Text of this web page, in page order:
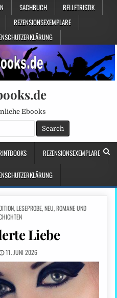
SACHBUCH
BELLETRISTIK
REZENSIONSEXEMPLARE
Ebooks
REZENSIONSEXEMPLARE
,LESEPROBE,NEU,ROMANE UND
Liebe
11. JUNI 2026